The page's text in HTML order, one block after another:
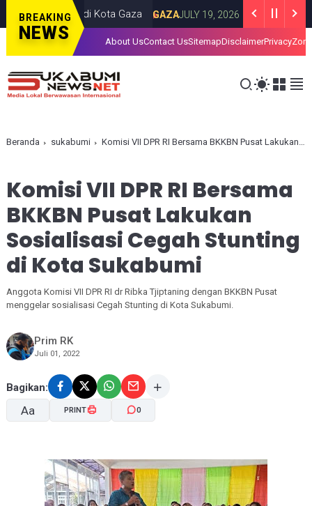
BREAKING
NEWS
Israel di Kota Gaza GAZA JULY 19, 2026 Iran Luncurkan
About UsContact UsSitemapDisclaimerPrivacy
Beranda sukabumi Komisi VII DPR RI Bersama BKKBN Pusat Lakukan Sosialisasi Cegah Stunting di Kota Sukabumi
Komisi VII DPR RI Bersama
BKKBN Pusat Lakukan
Sosialisasi Cegah Stunting
di Kota Sukabumi
Anggota Komisi VII DPR RI dr Ribka Tjiptaning dengan BKKBN Pusat
menggelar sosialisasi Cegah Stunting di Kota Sukabumi.
Prim RK
Juli 01, 2022
Bagikan:
Aa
A- A+
PRINT 0